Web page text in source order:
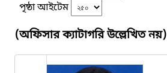
পৃষ্ঠা আইটেম
(অফিসার ক্যাটাগরি উল্লেখিত নয়)